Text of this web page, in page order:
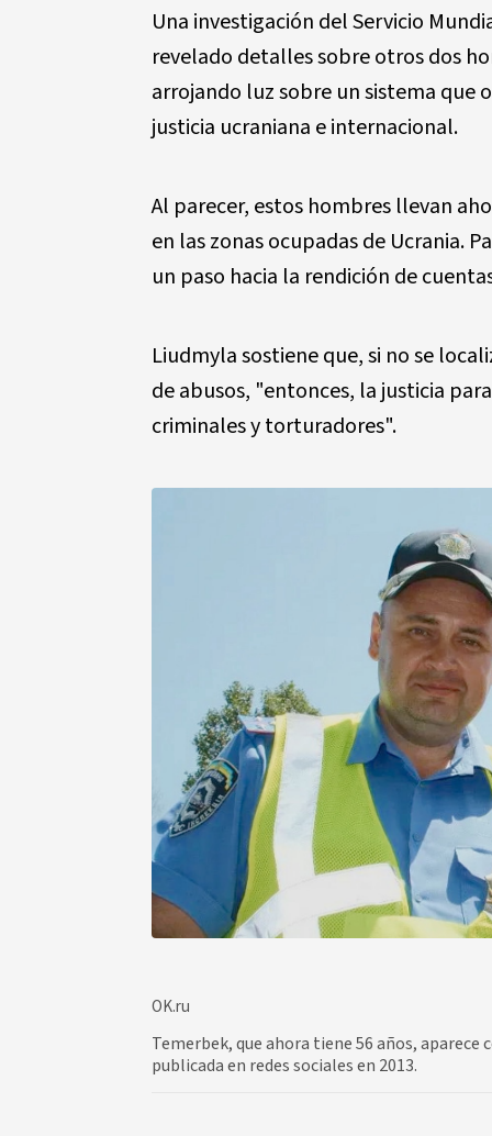
Una investigación del Servicio
revelado detalles sobre otros dos
arrojando luz sobre un sistema que
justicia ucraniana e internacional.
Al parecer, estos hombres llevan
en las zonas ocupadas de Ucrania.
un paso hacia la rendición de
Liudmyla sostiene que, si no se
de abusos, "entonces, la justicia
criminales y torturadores".
OK.ru
Temerbek, que ahora tiene 56 años,
publicada en redes sociales en 2013.